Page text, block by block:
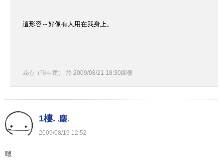
這形容～好像有人用在我身上。
栽心（張申建） 於 2009/08/21 18:30 回覆
1樓. .塵.
2009/08/19 12:52
嗯